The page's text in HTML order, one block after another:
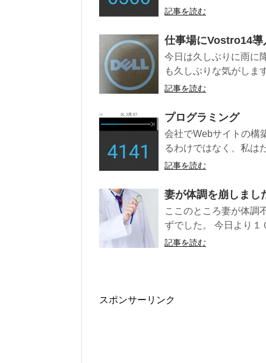
記事を読む
仕事場にVostro14導
今日は久しぶりに雨に
も久しぶりな気がしま
記事を読む
プログラミング
会社でWebサイトの構
るわけではなく、私
記事を読む
妻が体調を崩しまし
ここのところ妻が体調
ずでした。 今日より１
記事を読む
スポンサーリンク